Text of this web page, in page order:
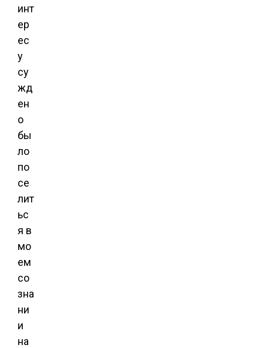
инт
ер
ес
у
су
жд
ен
о
бы
ло
по
се
лит
ьс
я в
мо
ем
со
зна
ни
и
на